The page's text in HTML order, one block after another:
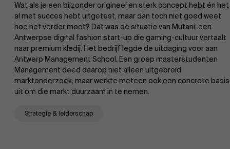
Wat als je een bijzonder origineel en sterk concept hebt én het
al met succes hebt uitgetest, maar dan toch niet goed weet
hoe het verder moet? Dat was de situatie van Mutani, een
Antwerpse digital fashion start-up die gaming-cultuur vertaalt
naar premium kledij. Het bedrijf legde de uitdaging voor aan
Antwerp Management School. Een groep masterstudenten
Management deed daarop niet alleen uitgebreid
marktonderzoek, maar werkte meteen ook een concrete basis
uit om die markt duurzaam in te nemen.
Strategie & leiderschap